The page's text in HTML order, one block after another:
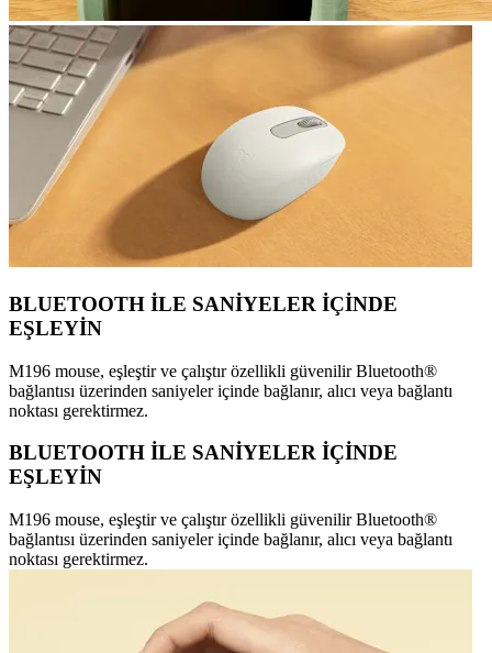
BLUETOOTH İLE SANİYELER İÇİNDE
EŞLEYİN
M196 mouse, eşleştir ve çalıştır özellikli güvenilir Bluetooth®
bağlantısı üzerinden saniyeler içinde bağlanır, alıcı veya bağlantı
noktası gerektirmez.
BLUETOOTH İLE SANİYELER İÇİNDE
EŞLEYİN
M196 mouse, eşleştir ve çalıştır özellikli güvenilir Bluetooth®
bağlantısı üzerinden saniyeler içinde bağlanır, alıcı veya bağlantı
noktası gerektirmez.